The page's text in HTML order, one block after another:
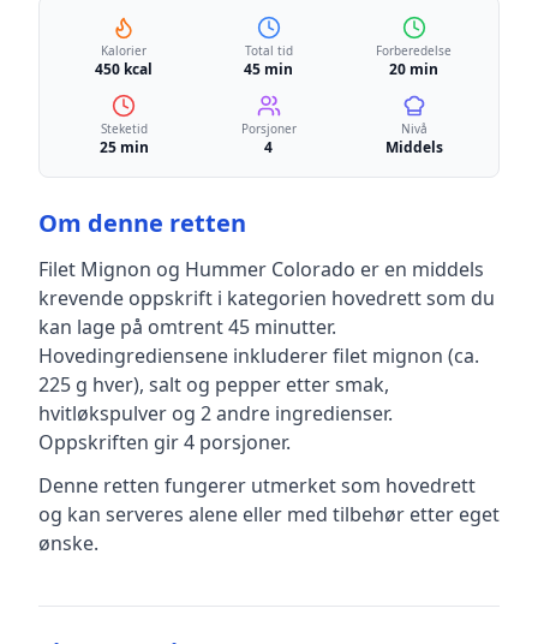
Kalorier
450 kcal
Total tid
45 min
Forberedelse
20 min
Steketid
25 min
Porsjoner
4
Nivå
Middels
Om denne retten
Filet Mignon og Hummer Colorado er en middels
krevende oppskrift i kategorien hovedrettsom du
kan lage på omtrent 45 minutter.
Hovedingrediensene inkludererfilet mignon (ca.
225 g hver), salt og pepper etter smak,
hvitløkspulver og 2 andre ingredienser.
Oppskriften gir4 porsjoner.
Denne retten fungerer utmerket som hovedrett
og kan serveres alene eller med tilbehør etter eget
ønske.